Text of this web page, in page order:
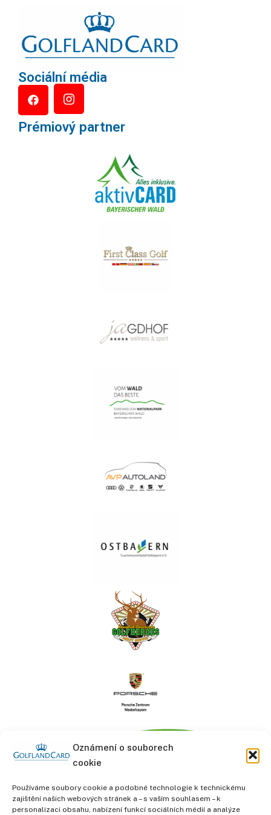
Oznámení o souborech
cookie
Používáme soubory cookie a podobné technologie k technickému
zajištění našich webových stránek a – s vaším souhlasem – k
personalizaci obsahu, nabízení funkcí sociálních médií a analýze
Sociální média
Prémiový partner